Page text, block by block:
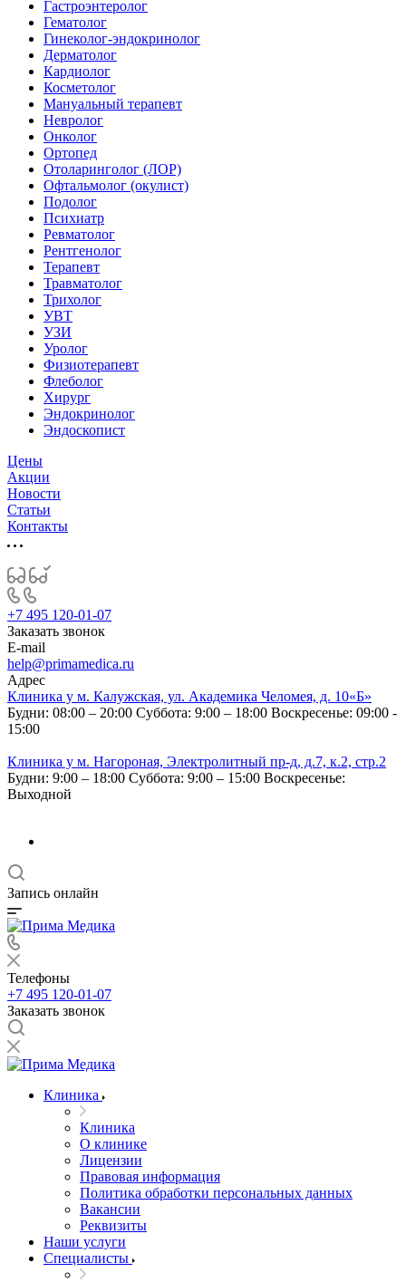
Гастроэнтеролог
Гематолог
Гинеколог-эндокринолог
Дерматолог
Кардиолог
Косметолог
Мануальный терапевт
Невролог
Онколог
Ортопед
Отоларинголог (ЛОР)
Офтальмолог (окулист)
Подолог
Психиатр
Ревматолог
Рентгенолог
Терапевт
Травматолог
Трихолог
УВТ
УЗИ
Уролог
Физиотерапевт
Флеболог
Хирург
Эндокринолог
Эндоскопист
Цены
Акции
Новости
Статьи
Контакты
+7 495 120-01-07
Заказать звонок
E-mail
help@primamedica.ru
Адрес
Клиника у м. Калужская, ул. Академика Челомея, д. 10«Б»
Будни: 08:00 – 20:00 Суббота: 9:00 – 18:00 Воскресенье: 09:00 -
15:00
Клиника у м. Нагороная, Электролитный пр-д, д.7, к.2, стр.2
Будни: 9:00 – 18:00 Суббота: 9:00 – 15:00 Воскресенье:
Выходной
Запись онлайн
Телефоны
+7 495 120-01-07
Заказать звонок
Клиника
Клиника
О клинике
Лицензии
Правовая информация
Политика обработки персональных данных
Вакансии
Реквизиты
Наши услуги
Специалисты